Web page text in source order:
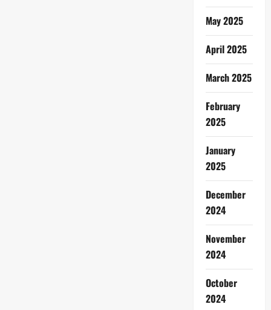
May 2025
April 2025
March 2025
February
2025
January
2025
December
2024
November
2024
October
2024